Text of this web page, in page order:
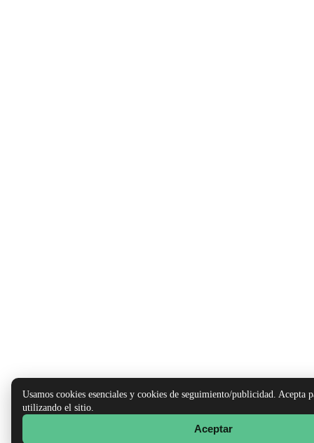
Usamos cookies esenciales y cookies de seguimiento/publicidad. Acepta
utilizando el sitio.
Aceptar